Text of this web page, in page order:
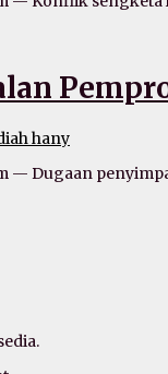
hany
— Dugaan